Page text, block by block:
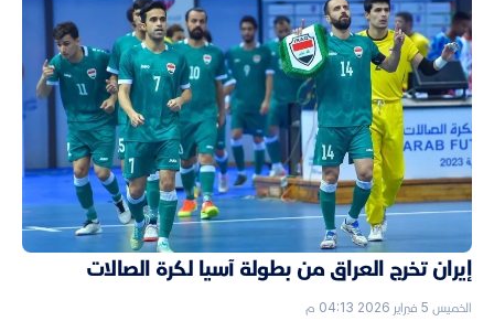
إيران تخرج العراق من بطولة آسيا لكرة الصالات
الخميس 5 فبراير 2026 04:13 م